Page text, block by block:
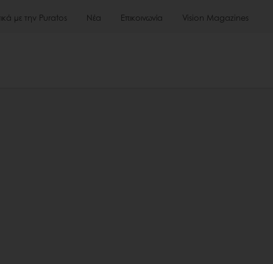
με την Puratos Νέα Επικοινωνία Vision Magazines